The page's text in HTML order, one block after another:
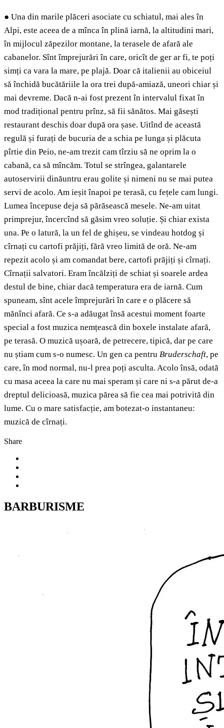
● Una din marile plăceri asociate cu schiatul, mai ales în
Alpi, este aceea de a mînca în plină iarnă, la altitudini mari,
în mijlocul zăpezilor montane, la terasele de afară ale
cabanelor. Sînt împrejurări în care, oricît de ger ar fi, te poți
simți ca vara la mare, pe plajă. Doar că italienii au obiceiul
să închidă bucătăriile la ora trei după-amiază, uneori chiar și
mai devreme. Dacă n-ai fost prezent în intervalul fixat în
mod tradițional pentru prînz, să fii sănătos. Mai găsești
restaurant deschis doar după ora șase. Uitînd de această
regulă și furați de bucuria de a schia pe lunga și plăcuta
pîrtie din Peio, ne-am trezit cam tîrziu să ne oprim la o
cabană, ca să mîncăm. Totul se strîngea, galantarele
autoservirii dinăuntru erau golite și nimeni nu se mai putea
servi de acolo. Am ieșit înapoi pe terasă, cu fețele cam lungi.
Lumea începuse deja să părăsească mesele. Ne-am uitat
primprejur, încercînd să găsim vreo soluție. Și chiar exista
una. Pe o latură, la un fel de ghișeu, se vindeau hotdog și
cîrnați cu cartofi prăjiți, fără vreo limită de oră. Ne-am
repezit acolo și am comandat bere, cartofi prăjiți și cîrnați.
Cîrnații salvatori. Eram încălziți de schiat și soarele ardea
destul de bine, chiar dacă temperatura era de iarnă. Cum
spuneam, sînt acele împrejurări în care e o plăcere să
mănînci afară. Ce s-a adăugat însă acestui moment foarte
special a fost muzica nemțească din boxele instalate afară,
pe terasă. O muzică ușoară, de petrecere, tipică, dar pe care
nu știam cum s-o numesc. Un gen ca pentru Bruderschaft, pe
care, în mod normal, nu-l prea poți asculta. Acolo însă, odată
cu masa aceea la care nu mai speram și care ni s-a părut de-a
dreptul delicioasă, muzica părea să fie cea mai potrivită din
lume. Cu o mare satisfacție, am botezat-o instantaneu:
muzică de cîrnați.
Share
BARBURISME